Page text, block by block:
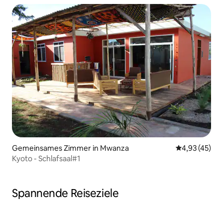
Gemeinsames Zimmer in Mwanza
4,93 (45)
Kyoto - Schlafsaal#1
Spannende Reiseziele